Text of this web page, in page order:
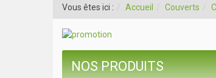
Vous êtes ici : Accueil Couverts
NOS PRODUITS